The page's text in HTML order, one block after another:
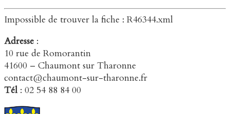
Impossible de trouver la fiche : R46344.xml
Adresse :
10 rue de Romorantin
41600 – Chaumont sur Tharonne
contact@chaumont-sur-tharonne.fr
Tél: 02 54 88 84 00